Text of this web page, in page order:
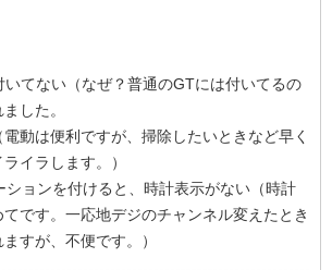
いてない（なぜ？普通のGTには付いてるの
した。
動は便利ですが、掃除したいときなど早く
イラします。）
ションを付けると、時計表示がない（時計
です。一応地デジのチャンネル変えたとき
すが、不便です。）